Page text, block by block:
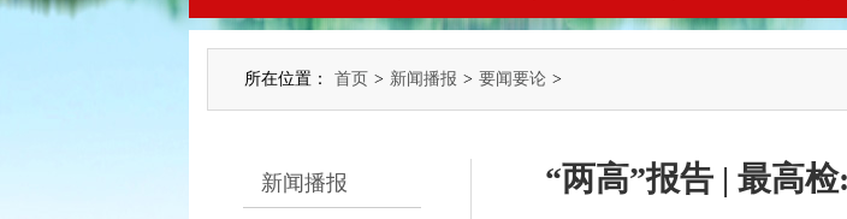
所在位置： 首页 > 新闻播报 > 要闻要论 >
新闻播报 “两高”报告 | 最高